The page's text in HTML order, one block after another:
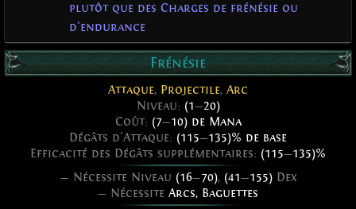
plutôt que des Charges de frénésie ou
d'endurance
Frénésie
Attaque, Projectile, Arc
Niveau: (1—20)
Coût: (7—10) de Mana
Dégâts d'Attaque: (115—135)% de base
Efficacité des Dégâts supplémentaires: (115—135)%
— Nécessite Niveau (16—70), (41—155)Dex
— Nécessite Arcs, Baguettes